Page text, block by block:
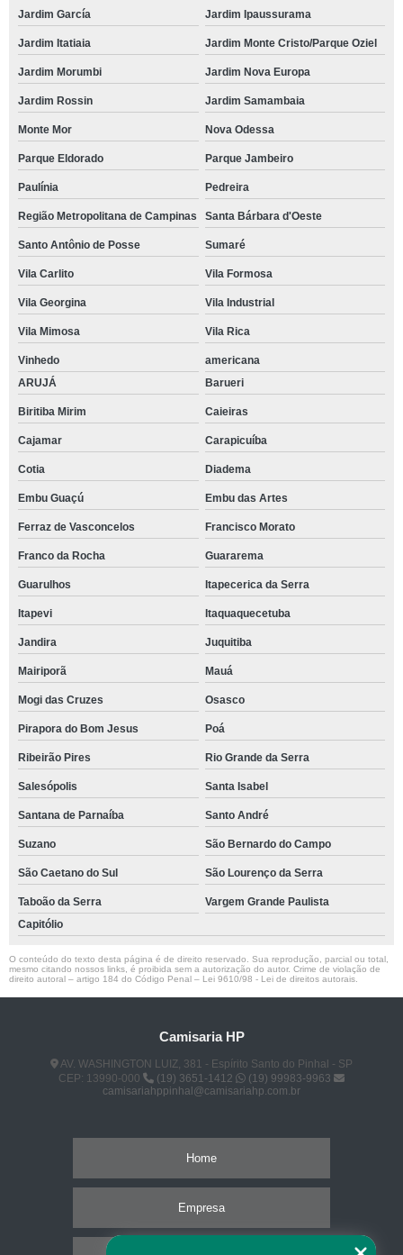
Jardim García Jardim Ipaussurama
Jardim Itatiaia Jardim Monte Cristo/Parque Oziel
Jardim Morumbi Jardim Nova Europa
Jardim Rossin Jardim Samambaia
Monte Mor Nova Odessa
Parque Eldorado Parque Jambeiro
Paulínia Pedreira
Região Metropolitana de Campinas Santa Bárbara d'Oeste
Santo Antônio de Posse Sumaré
Vila Carlito Vila Formosa
Vila Georgina Vila Industrial
Vila Mimosa Vila Rica
Vinhedo
americana
ARUJÁ
Barueri
Biritiba Mirim Caieiras
Cajamar Carapicuíba
Cotia Diadema
Embu Guaçú Embu das Artes
Ferraz de Vasconcelos Francisco Morato
Franco da Rocha Guararema
Guarulhos Itapecerica da Serra
Itapevi Itaquaquecetuba
Jandira Juquitiba
Mairiporã Mauá
Mogi das Cruzes Osasco
Pirapora do Bom Jesus Poá
Ribeirão Pires Rio Grande da Serra
Salesópolis Santa Isabel
Santana de Parnaíba Santo André
Suzano São Bernardo do Campo
São Caetano do Sul São Lourenço da Serra
Taboão da Serra
Vargem Grande Paulista
Capitólio
O conteúdo do texto desta página é de direito reservado. Sua reprodução, parcial ou total,
mesmo citando nossos links, é proibida sem a autorização do autor. Crime de violação de
direito autoral – artigo 184 do Código Penal – Lei 9610/98 - Lei de direitos autorais
Camisaria HP
AV. WASHINGTON LUIZ, 381 - Espírito Santo do Pinhal - SP
CEP: 13990-000
(19) 3651-1412
(19) 99983-9963
camisariahppinhal@camisariahp.com.br
Home
Empresa